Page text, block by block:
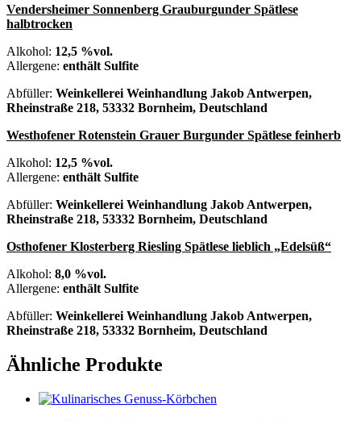
Vendersheimer Sonnenberg Grauburgunder Spätlese
halbtrocken
Alkohol: 12,5 %vol.
Allergene: enthält Sulfite
Abfüller: Weinkellerei Weinhandlung Jakob Antwerpen,
Rheinstraße 218, 53332 Bornheim, Deutschland
Westhofener Rotenstein Grauer Burgunder Spätlese feinherb
Alkohol: 12,5 %vol.
Allergene: enthält Sulfite
Abfüller: Weinkellerei Weinhandlung Jakob Antwerpen,
Rheinstraße 218, 53332 Bornheim, Deutschland
Osthofener Klosterberg Riesling Spätlese lieblich „Edelsüß“
Alkohol: 8,0 %vol.
Allergene: enthält Sulfite
Abfüller: Weinkellerei Weinhandlung Jakob Antwerpen,
Rheinstraße 218, 53332 Bornheim, Deutschland
Ähnliche Produkte